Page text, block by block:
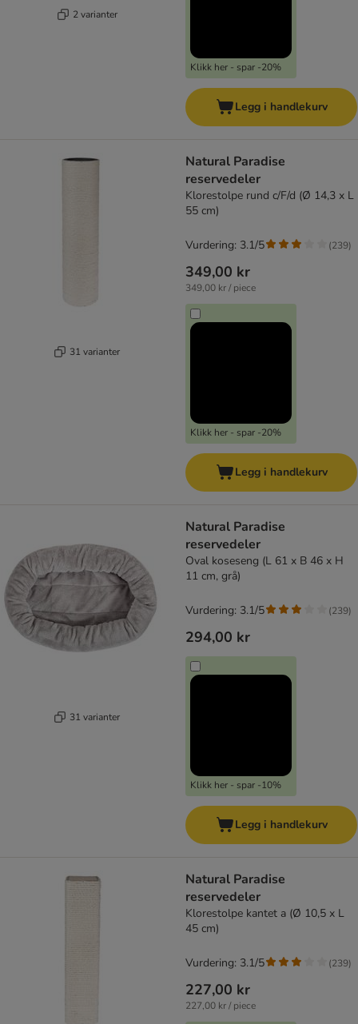
2 varianter
Klikk her - spar -20%
Legg i handlekurv
31 varianter
Natural Paradise
reservedeler
Klorestolpe rund c/F/d (Ø 14,3 x L
55 cm)
349,00 kr
349,00 kr / piece
Klikk her - spar -20%
Vurdering: 3.1/5 (239)
Legg i handlekurv
31 varianter
Natural Paradise
reservedeler
Oval koseseng (L 61 x B 46 x H
11 cm, grå)
294,00 kr
Klikk her - spar -10%
Vurdering: 3.1/5 (239)
Legg i handlekurv
Natural Paradise
reservedeler
Klorestolpe kantet a (Ø 10,5 x L
45 cm)
227,00 kr
227,00 kr / piece
Vurdering: 3.1/5 (239)